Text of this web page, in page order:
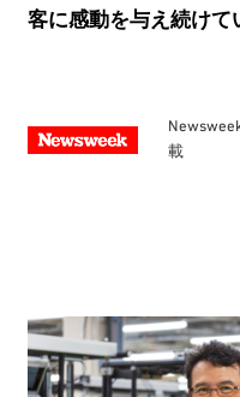
客に感動を与え続けて
載